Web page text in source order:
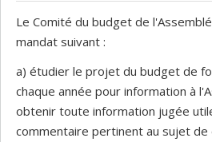
Le Comité du budget de
mandat suivant :
a) étudier le projet du budget de
chaque année pour information à
obtenir toute information jugée
commentaire pertinent au sujet